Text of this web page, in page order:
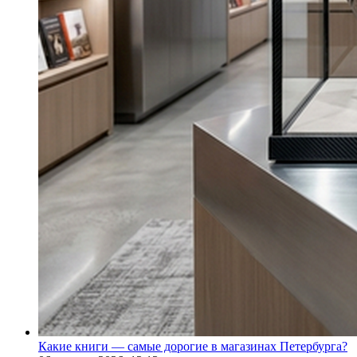
Какие книги — самые дорогие в магазинах Петербурга?